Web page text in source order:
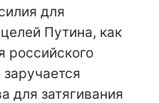
для
Путина, как
российского
для затягивания